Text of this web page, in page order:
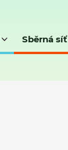
Sběrná síť